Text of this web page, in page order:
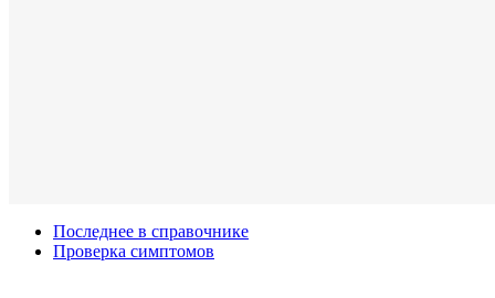
Последнее в справочнике
Проверка симптомов